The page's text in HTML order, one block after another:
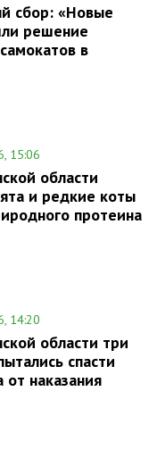
сбор: «Новые
решение
в
15:06
области
и редкие коты
протеина
14:20
области три
спасти
от наказания